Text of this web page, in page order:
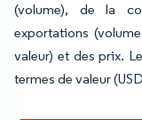
(volume), de la
exportations
valeur) et des prix.
termes de valeur